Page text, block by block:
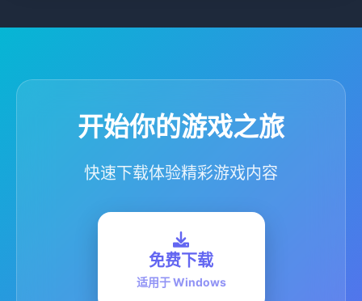
开始你的游戏之旅
快速下载体验精彩游戏内容
免费下载
适用于 Windows